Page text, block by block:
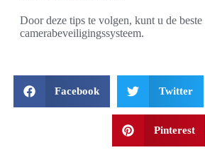
Door deze tips te volgen, kunt u de
camerabeveiligingssysteem.
Facebook Twitter
Pinterest